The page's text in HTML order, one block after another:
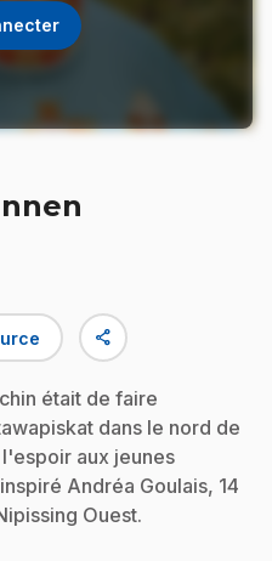
share
était de faire
dans le nord de
aux jeunes
Andréa Goulais, 14
Ouest.